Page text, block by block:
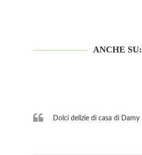
ANCHE SU:
Dolci delizie di casa di Damy